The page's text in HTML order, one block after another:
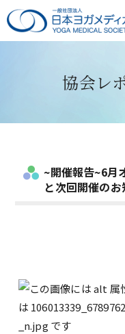
協会レ
~開催報告~6月
と次回開催のお